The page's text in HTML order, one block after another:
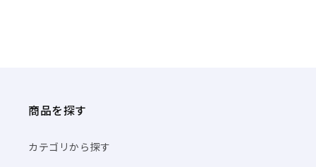
商品を探す
カテゴリから探す